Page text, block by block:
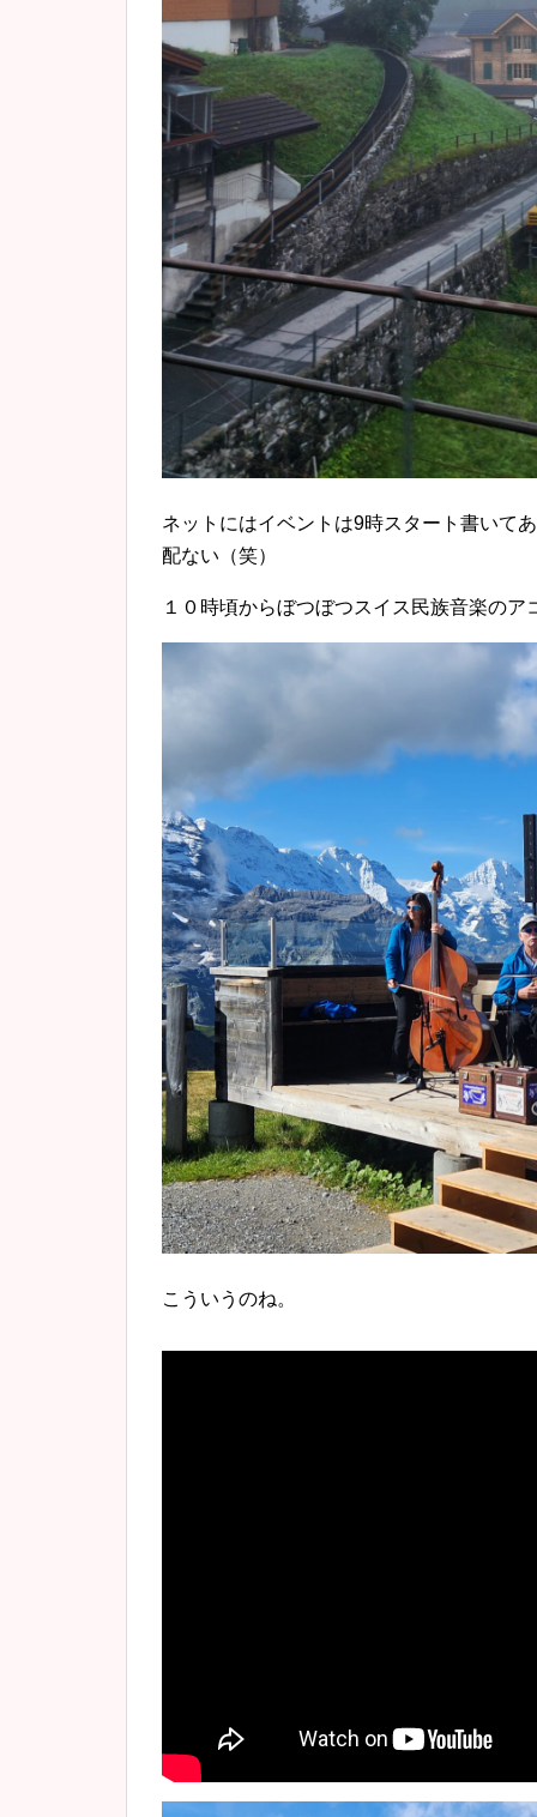
ネットにはイベントは9時スタート書いて
配ない（笑）
１０時頃からぼつぼつスイス民族音楽の
こういうのね。